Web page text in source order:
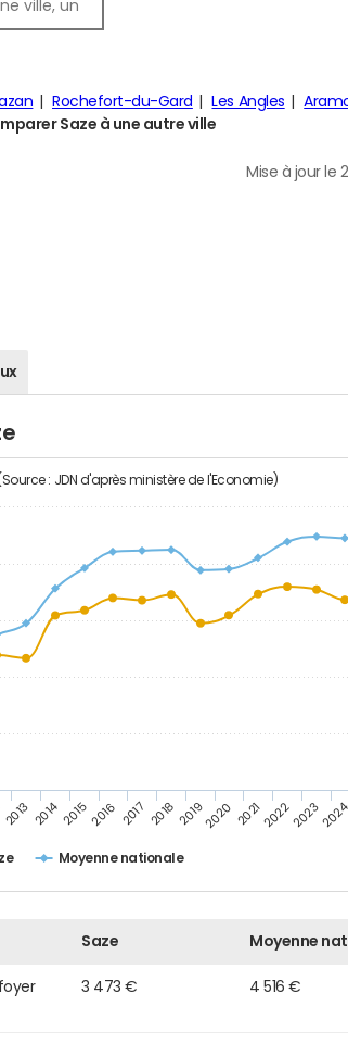
Rochefort-du-Gard Les Angles
Saze à une autre ville
Mise à jour le
: JDN d'après ministère de l'Economie)
Moyenne nationale
2013 201420152016 2017 201820192020 2021202220232024
Saze Moyenne
3 473 € 4 516 €